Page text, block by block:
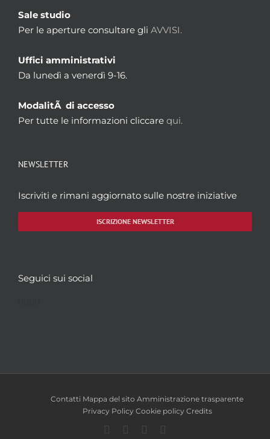
Sale studio
Per le aperture consultare gli AVVISI.
Uffici amministrativi
Da lunedì a venerdì 9-16.
ModalitÃ di accesso
Per tutte le informazioni cliccare qui.
NEWSLETTER
Iscriviti e rimani aggiornato sulle nostre iniziative
ISCRIZIONE NEWSLETTER
Seguici sui social
Contatti Mappa del sito Amministrazione trasparente
Privacy Policy Cookie policy Credits
Facebook
TwitterYouTube